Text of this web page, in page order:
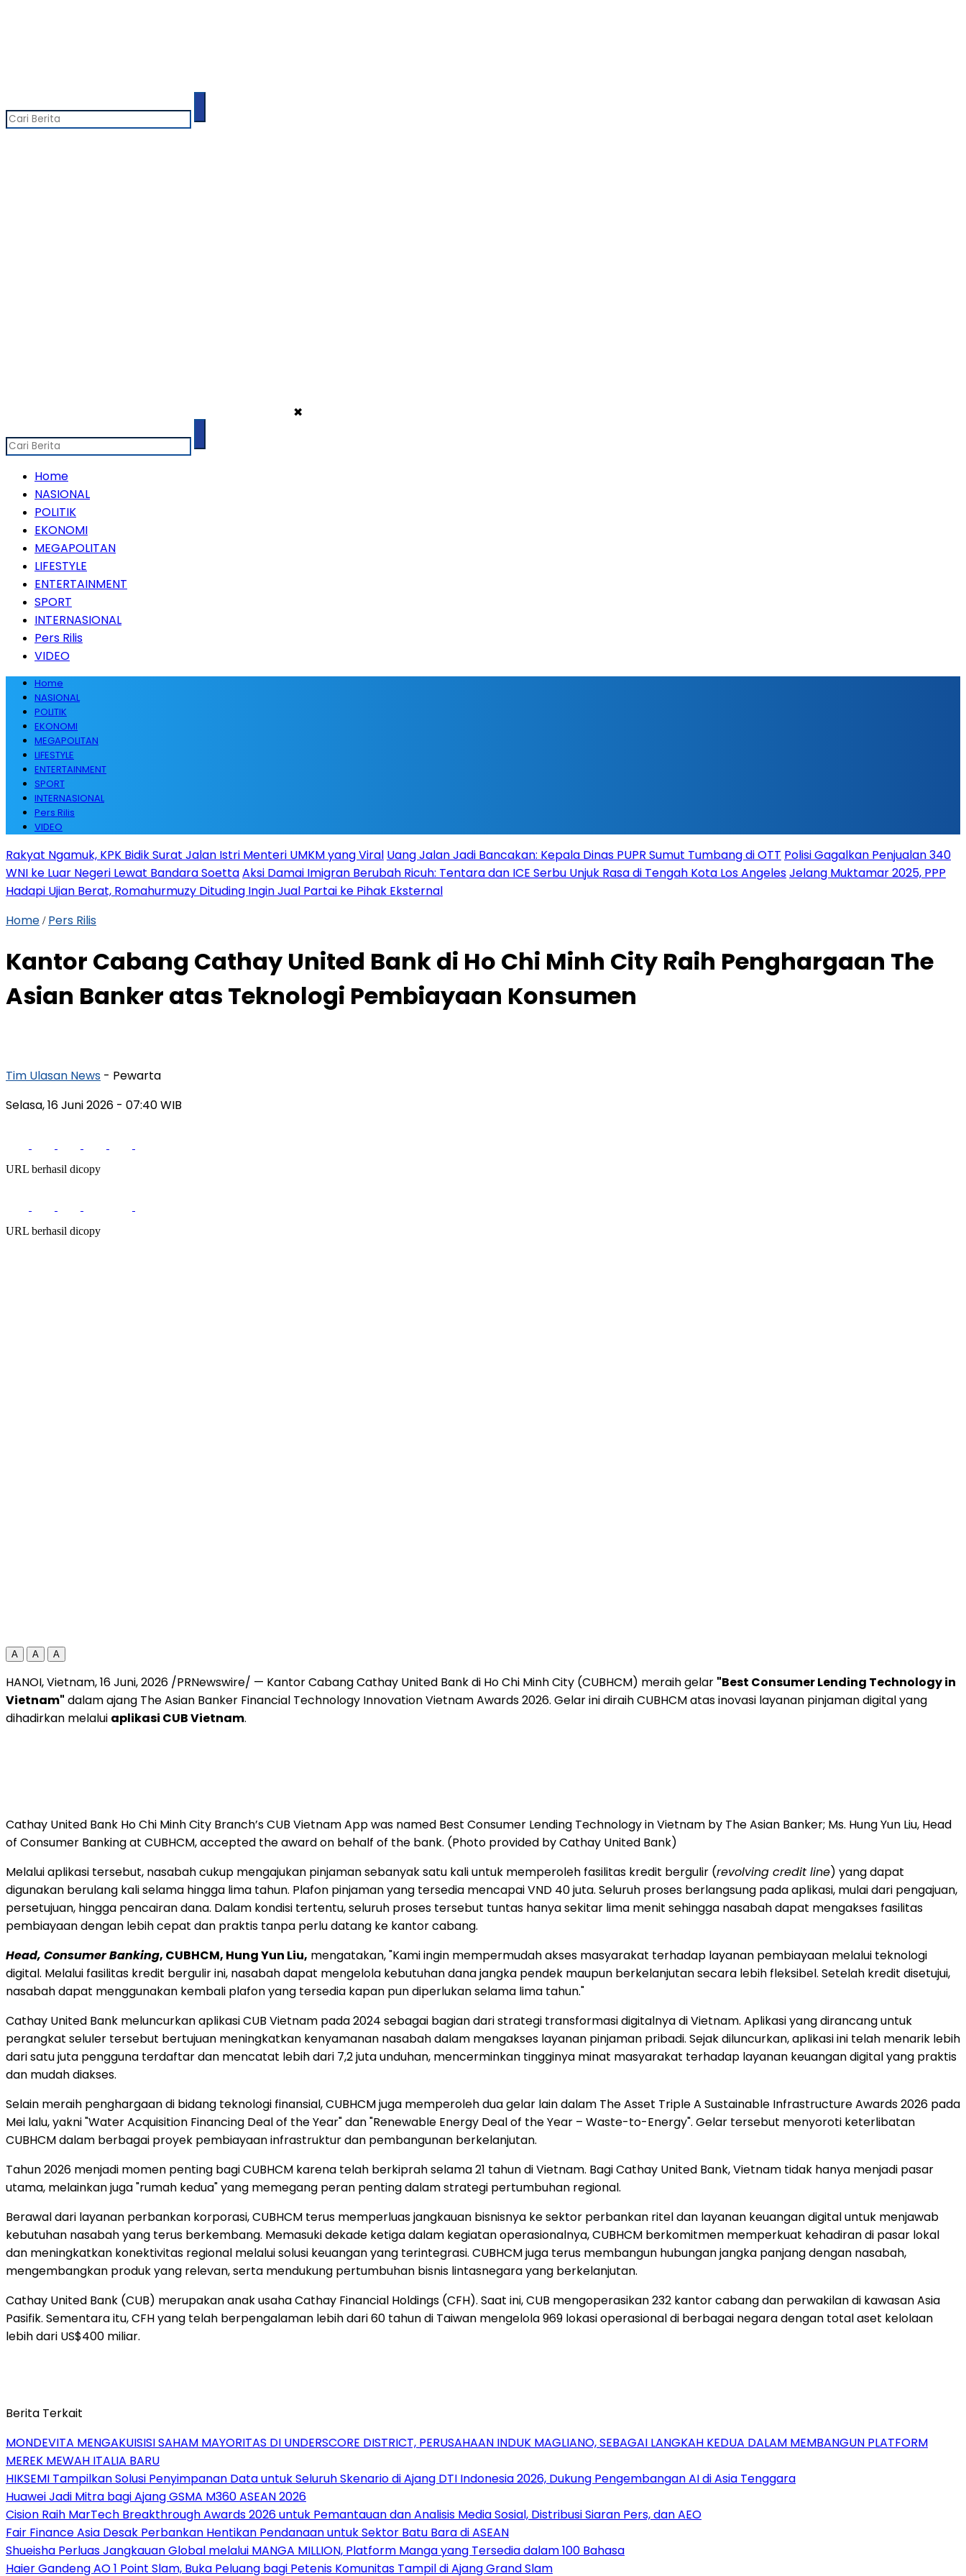
✖
Home
NASIONAL
POLITIK
EKONOMI
MEGAPOLITAN
LIFESTYLE
ENTERTAINMENT
SPORT
INTERNASIONAL
Pers Rilis
VIDEO
Home
NASIONAL
POLITIK
EKONOMI
MEGAPOLITAN
LIFESTYLE
ENTERTAINMENT
SPORT
INTERNASIONAL
Pers Rilis
VIDEO
Rakyat Ngamuk, KPK Bidik Surat Jalan Istri Menteri UMKM yang Viral Uang Jalan Jadi Bancakan: Kepala Dinas PUPR Sumut Tumbang di OTT Polisi Gagalkan Penjualan 340
WNI ke Luar Negeri Lewat Bandara SoettaAksi Damai Imigran Berubah Ricuh: Tentara dan ICE Serbu Unjuk Rasa di Tengah Kota Los AngelesJelang Muktamar 2025, PPP
Hadapi Ujian Berat, Romahurmuzy Dituding Ingin Jual Partai ke Pihak Eksternal
Home / Pers Rilis
Kantor Cabang Cathay United Bank di Ho Chi Minh City Raih Penghargaan The
Asian Banker atas Teknologi Pembiayaan Konsumen
Tim Ulasan News - Pewarta
Selasa, 16 Juni 2026 - 07:40 WIB
URL berhasil dicopy
URL berhasil dicopy
A A A
HANOI, Vietnam,16 Juni, 2026 /PRNewswire/ — Kantor Cabang Cathay United Bank di Ho Chi Minh City (CUBHCM) meraih gelar "Best Consumer Lending Technology in
Vietnam" dalam ajang The Asian Banker Financial Technology Innovation Vietnam Awards 2026. Gelar ini diraih CUBHCM atas inovasi layanan pinjaman digital yang
dihadirkan melalui aplikasi CUB Vietnam.
Cathay United Bank Ho Chi Minh City Branch’s CUB Vietnam App was named Best Consumer Lending Technology in Vietnam by The Asian Banker; Ms. Hung Yun Liu, Head
of Consumer Banking at CUBHCM, accepted the award on behalf of the bank. (Photo provided by Cathay United Bank)
Melalui aplikasi tersebut, nasabah cukup mengajukan pinjaman sebanyak satu kali untuk memperoleh fasilitas kredit bergulir (revolving credit line) yang dapat
digunakan berulang kali selama hingga lima tahun. Plafon pinjaman yang tersedia mencapai VND 40 juta. Seluruh proses berlangsung pada aplikasi, mulai dari pengajuan,
persetujuan, hingga pencairan dana. Dalam kondisi tertentu, seluruh proses tersebut tuntas hanya sekitar lima menit sehingga nasabah dapat mengakses fasilitas
pembiayaan dengan lebih cepat dan praktis tanpa perlu datang ke kantor cabang.
Head, Consumer Banking, CUBHCM, Hung Yun Liu, mengatakan, "Kami ingin mempermudah akses masyarakat terhadap layanan pembiayaan melalui teknologi
digital. Melalui fasilitas kredit bergulir ini, nasabah dapat mengelola kebutuhan dana jangka pendek maupun berkelanjutan secara lebih fleksibel. Setelah kredit disetujui,
nasabah dapat menggunakan kembali plafon yang tersedia kapan pun diperlukan selama lima tahun."
Cathay United Bank meluncurkan aplikasi CUB Vietnam pada 2024 sebagai bagian dari strategi transformasi digitalnya di Vietnam. Aplikasi yang dirancang untuk
perangkat seluler tersebut bertujuan meningkatkan kenyamanan nasabah dalam mengakses layanan pinjaman pribadi. Sejak diluncurkan, aplikasi ini telah menarik lebih
dari satu juta pengguna terdaftar dan mencatat lebih dari 7,2 juta unduhan, mencerminkan tingginya minat masyarakat terhadap layanan keuangan digital yang praktis
dan mudah diakses.
Selain meraih penghargaan di bidang teknologi finansial, CUBHCM juga memperoleh dua gelar lain dalam The Asset Triple A Sustainable Infrastructure Awards 2026 pada
Mei lalu, yakni "Water Acquisition Financing Deal of the Year" dan "Renewable Energy Deal of the Year – Waste-to-Energy". Gelar tersebut menyoroti keterlibatan
CUBHCM dalam berbagai proyek pembiayaan infrastruktur dan pembangunan berkelanjutan.
Tahun 2026 menjadi momen penting bagi CUBHCM karena telah berkiprah selama 21 tahun di Vietnam. Bagi Cathay United Bank, Vietnam tidak hanya menjadi pasar
utama, melainkan juga "rumah kedua" yang memegang peran penting dalam strategi pertumbuhan regional.
Berawal dari layanan perbankan korporasi, CUBHCM terus memperluas jangkauan bisnisnya ke sektor perbankan ritel dan layanan keuangan digital untuk menjawab
kebutuhan nasabah yang terus berkembang. Memasuki dekade ketiga dalam kegiatan operasionalnya, CUBHCM berkomitmen memperkuat kehadiran di pasar lokal
dan meningkatkan konektivitas regional melalui solusi keuangan yang terintegrasi. CUBHCM juga terus membangun hubungan jangka panjang dengan nasabah,
mengembangkan produk yang relevan, serta mendukung pertumbuhan bisnis lintasnegara yang berkelanjutan.
Cathay United Bank (CUB) merupakan anak usaha Cathay Financial Holdings (CFH). Saat ini, CUB mengoperasikan 232 kantor cabang dan perwakilan di kawasan Asia
Pasifik. Sementara itu, CFH yang telah berpengalaman lebih dari 60 tahun di Taiwan mengelola 969 lokasi operasional di berbagai negara dengan total aset kelolaan
lebih dari US$400 miliar.
Berita Terkait
MONDEVITA MENGAKUISISI SAHAM MAYORITAS DI UNDERSCORE DISTRICT, PERUSAHAAN INDUK MAGLIANO, SEBAGAI LANGKAH KEDUA DALAM MEMBANGUN PLATFORM
MEREK MEWAH ITALIA BARU
HIKSEMI Tampilkan Solusi Penyimpanan Data untuk Seluruh Skenario di Ajang DTI Indonesia 2026, Dukung Pengembangan AI di Asia Tenggara
Huawei Jadi Mitra bagi Ajang GSMA M360 ASEAN 2026
Cision Raih MarTech Breakthrough Awards 2026 untuk Pemantauan dan Analisis Media Sosial, Distribusi Siaran Pers, dan AEO
Fair Finance Asia Desak Perbankan Hentikan Pendanaan untuk Sektor Batu Bara di ASEAN
Shueisha Perluas Jangkauan Global melalui MANGA MILLION, Platform Manga yang Tersedia dalam 100 Bahasa
Haier Gandeng AO 1 Point Slam, Buka Peluang bagi Petenis Komunitas Tampil di Ajang Grand Slam